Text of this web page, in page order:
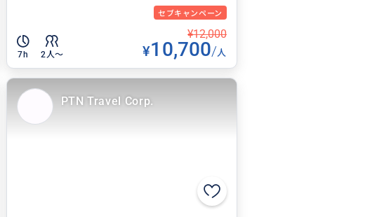
セブキャンペーン
7h 2人〜
¥12,000
¥10,700/人
PTN Travel Corp.